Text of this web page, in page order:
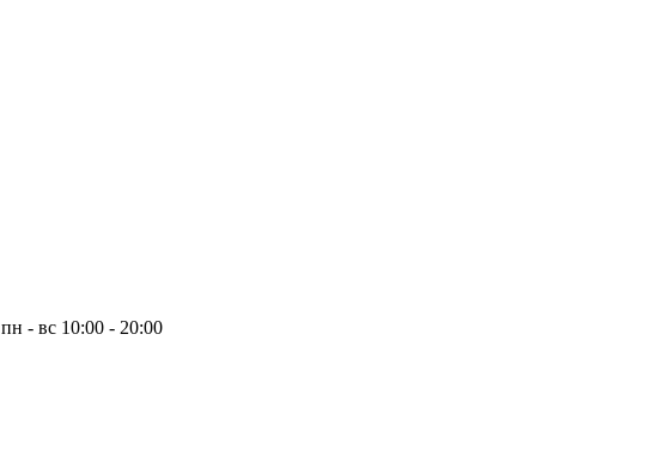
пн - вс 10:00 - 20:00